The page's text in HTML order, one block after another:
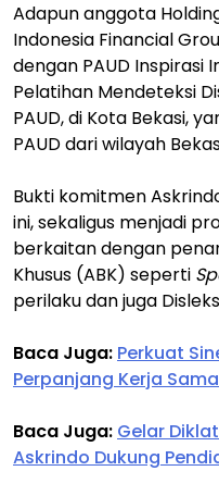
Adapun anggota
Indonesia Financial
dengan PAUD Inspirasi
Pelatihan Mendeteksi
PAUD, di Kota Bekasi,
PAUD dari wilayah
Bukti komitmen
ini, sekaligus menjadi
berkaitan dengan
Khusus (ABK) seperti
perilaku dan juga
Baca Juga: Perkuat
Perpanjang Kerja
Baca Juga: Gelar
Askrindo Dukung